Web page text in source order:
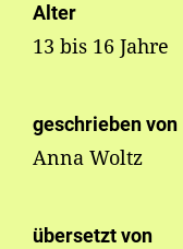
Alter
13 bis 16 Jahre
geschrieben von
Anna Woltz
übersetzt von